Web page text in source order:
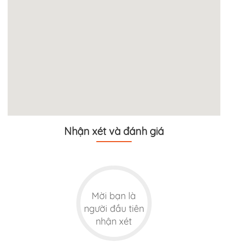
Nhận xét và đánh giá
Mời bạn là
người đầu tiên
nhận xét